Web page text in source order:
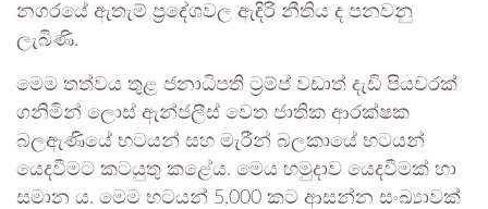
නගරයේ ඇතැම් ප්‍රදේශවල ඇඳිරි නීතිය ද පනවනු
ලැබිණි.
මෙම තත්වය තුළ ජනාධිපති ට්‍රම්ප් වඩාත් දැඩි පියවරක්
ගනිමින් ලොස් ඇන්ජලීස් වෙත ජාතික ආරක්ෂක
බලඇණියේ භටයන් සහ මැරීන් බලකායේ භටයන්
යෙදවීමට කටයුතු කළේය. මෙය හමුදාව යෙදවීමක් හා
සමාන ය. මෙම භටයන් 5,000 කට ආසන්න සංඛ්‍යාවක්